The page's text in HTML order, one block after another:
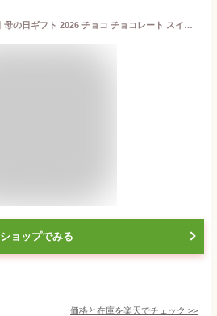
ルタオ LeTAO 母の日 母の日ギフト 2026 チョコ チョコレート スイーツ 洋菓子 プレゼント ギフト 誕生日 内祝い お取り寄せ 北海道 おしゃれ 人気 高級 アソートショコラセット～ナイアガラ～
ショップでみる
価格と在庫を楽天でチェック >>